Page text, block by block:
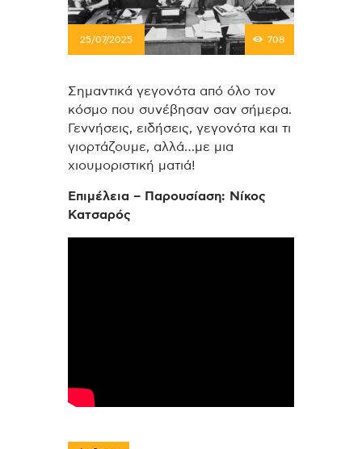
25/07/2025 708
Σημαντικά γεγονότα από όλο τον
κόσμο που συνέβησαν σαν σήμερα.
Γεννήσεις, ειδήσεις, γεγονότα και τι
γιορτάζουμε, αλλά…με μια
χιουμοριστική ματιά!
Επιμέλεια – Παρουσίαση: Νίκος
Κατσαρός